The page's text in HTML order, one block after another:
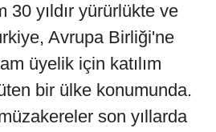
30 yıldır yürürlükte ve
Avrupa Birliği'ne
üyelik için katılım
bir ülke konumunda.
son yıllarda